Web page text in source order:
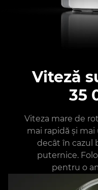
Viteză
35
Viteza mare de
mai rapidă și
decât în cazul
puternice.
pentru o